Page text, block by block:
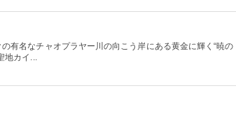
有名なチャオプラヤー川の向こう岸にある黄金に輝く“暁の
地カイ...